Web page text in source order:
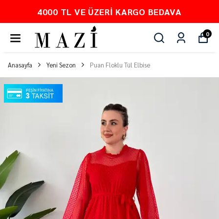
4000 TL VE ÜZERI KARGO BEDAVA
0
Anasayfa Yeni Sezon Puan Floklu Tül Elbise